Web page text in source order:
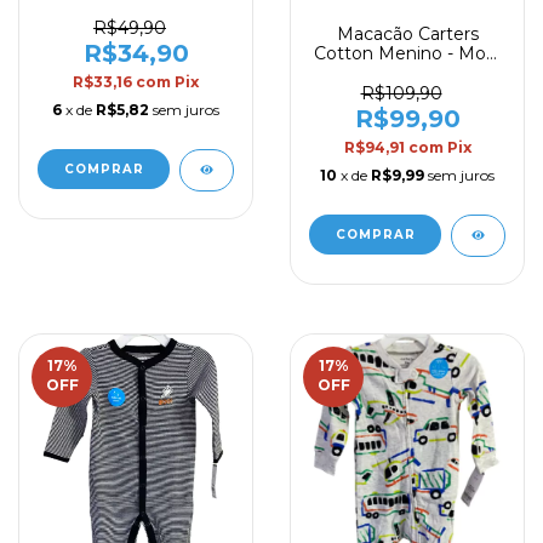
R$49,90
R$34,90
R$33,16 com Pix
6 x de R$5,82 sem juros
COMPRAR
Macacão Carters
Cotton Menino - Mod.
R$109,90
R$99,90
R$94,91 com Pix
10 x de R$9,99 sem juros
COMPRAR
17%
OFF
17%
OFF